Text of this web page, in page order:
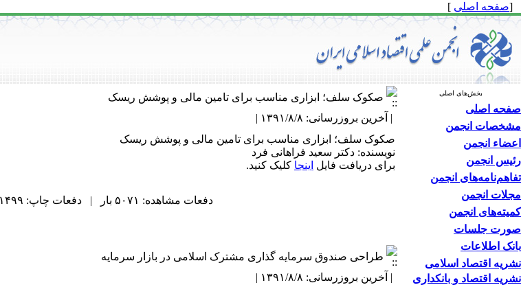
[صفحه اصلی ]
بخش‌های اصلی
صفحه اصلی
مشخصات انجمن
اعضاء انجمن
رئیس انجمن
تفاهم‌نامه‌های انجمن
مجلات انجمن
کمیته‌های انجمن
صورت جلسات
بانک اطلاعات
نشریه اقتصاد اسلامی
نشریه اقتصاد و بانکداری
صکوک سلف؛ ابزاری مناسب برای تامین مالی و پوشش ریسک
| آخرین بروزرسانی: ۱۳۹۱/۸/۸ |
صکوک سلف؛ ابزاری مناسب برای تامین مالی و پوشش ریسک
نویسنده: دکتر سعید فراهانی فرد
برای دریافت فایل اینجا کلیک کنید.
دفعات مشاهده: ۵۰۷۱ بار | دفعات چاپ: ۱۴۹۹ بار | دفعات ارسال به دیگران: ۸۱ بار |
طراحی صندوق سرمایه گذاری مشترک اسلامی در بازار سرمایه
| آخرین بروزرسانی: ۱۳۹۱/۸/۸ |